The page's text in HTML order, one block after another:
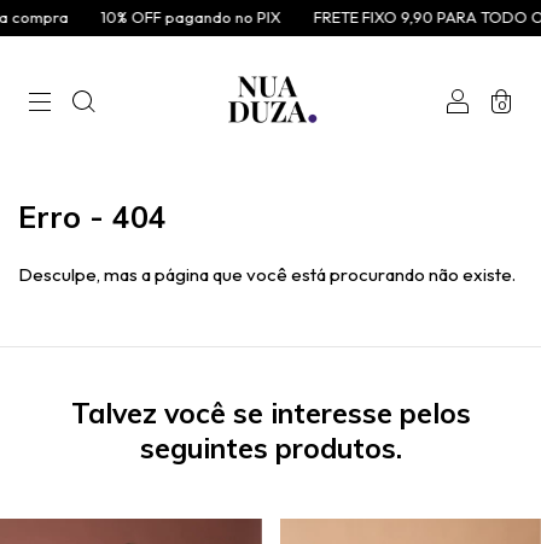
10% OFF pagando no PIX FRETE FIXO 9,90 PARA TODO O
0
Erro - 404
Desculpe, mas a página que você está procurando não existe.
Talvez você se interesse pelos
seguintes produtos.